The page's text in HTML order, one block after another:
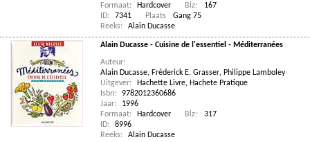
Formaat:
Hardcover Blz:
167
ID:
7341 Plaats
Gang 75
Reeks:
Alain Ducasse
Alain Ducasse - Cuisine de l'essentiel - Méditerranées
Auteur:
Alain Ducasse, Fréderick E. Grasser, Philippe Lamboley
Uitgever:
Hachette Livre, Hachete Pratique
Isbn:
9782012360686
Jaar:
1996
Formaat:
Hardcover Blz:
317
ID:
8996
Reeks:
Alain Ducasse